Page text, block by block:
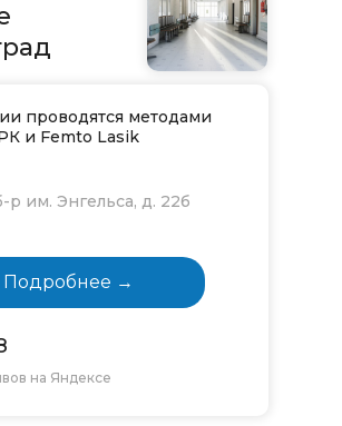
проводятся методами
и Femto Lasik
Подробнее →
р им. Энгельса, д. 22б
на Яндексе